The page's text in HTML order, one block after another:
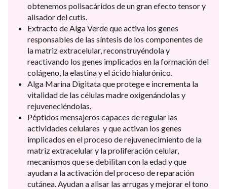
obtenemos polisacáridos de un gran efecto tensor y
alisador del cutis.
Extracto de Alga Verde que activa los genes
responsables de las síntesis de los componentes de
la matriz extracelular, reconstruyéndola y
reactivando los genes implicados en la formación del
colágeno, la elastina y el ácido hialurónico.
Alga Marina Digitata que protege e incrementa la
vitalidad de las células madre oxigenándolas y
rejuveneciéndolas.
Péptidos mensajeros capaces de regular las
actividades celulares y que activan los genes
implicados en el proceso de rejuvenecimiento de la
matriz extracelular y la proliferación celular,
mecanismos que se debilitan con la edad y que
ayudan a la activación del proceso de reparación
cutánea. Ayudan a alisar las arrugas y mejorar el tono